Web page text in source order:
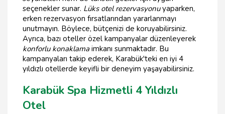
seçenekler sunar. Lüks otel rezervasyonuyaparken,
erken rezervasyon fırsatlarından yararlanmayı
unutmayın. Böylece, bütçenizi de koruyabilirsiniz.
Ayrıca, bazı oteller özel kampanyalar düzenleyerek
konforlu konaklamaimkanı sunmaktadır. Bu
kampanyaları takip ederek, Karabük'teki en iyi 4
yıldızlı otellerde keyifli bir deneyim yaşayabilirsiniz.
Karabük Spa Hizmetli 4 Yıldızlı
Otel